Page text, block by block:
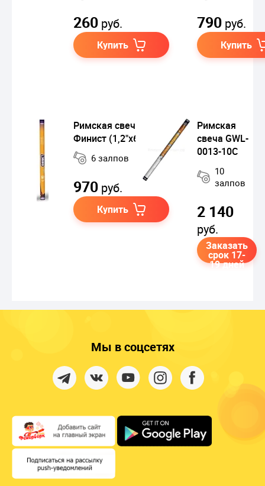
260 руб.
Купить
790 руб.
Купить
Римская свеча
Финист (1,2"х6) Piroff
6 залпов
970 руб.
Купить
Римская
свеча GWL-
0013-10C
10
залпов
2 140
руб.
Заказать
срок 17-
19 дней
Мы в соцсетях